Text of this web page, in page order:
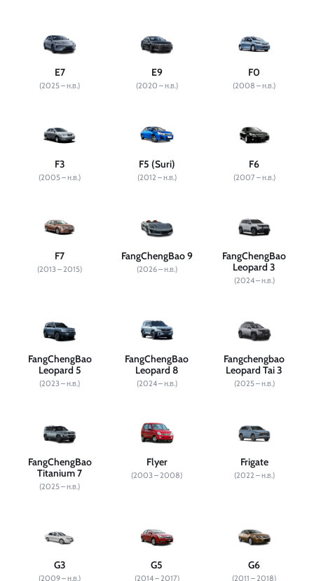
E7
(2025 – н.в.)
E9
(2020 – н.в.)
F0
(2008 – н.в.)
F3
(2005 – н.в.)
F5 (Suri)
(2012 – н.в.)
F6
(2007 – н.в.)
F7
(2013 – 2015)
FangChengBao 9
(2026 – н.в.)
FangChengBao
Leopard 3
(2024 – н.в.)
FangChengBao
Leopard 5
(2023 – н.в.)
FangChengBao
Leopard 8
(2024 – н.в.)
Fangchengbao
Leopard Tai 3
(2025 – н.в.)
FangChengBao
Titanium 7
(2025 – н.в.)
Flyer
(2003 – 2008)
Frigate
(2022 – н.в.)
G3
(2009 – н.в.)
G5
(2014 – 2017)
G6
(2011 – 2018)